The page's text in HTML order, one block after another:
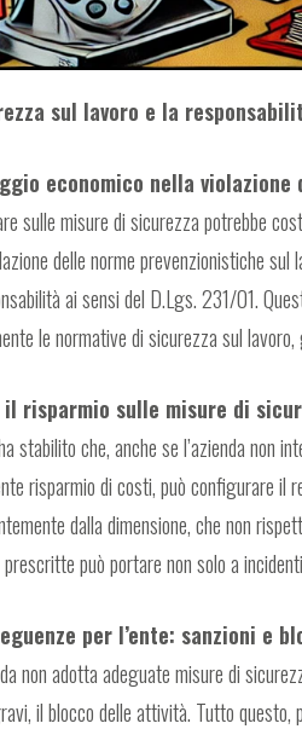
sul lavoro e la
economico nella
sulle misure di sicurezza potrebbe
delle norme prevenzionistiche
ai sensi del D.Lgs. 231/01.
le normative di sicurezza sul
il risparmio sulle misure di
stabilito che, anche se l’azienda non
risparmio di costi, può configurare il
dalla dimensione, che non
può portare non solo a
per l’ente: sanzioni e
non adotta adeguate misure di
il blocco delle attività. Tutto questo,